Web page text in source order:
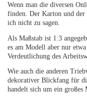
Wenn man die diversen
finden. Der Karton und der
ich nicht zu sagen.
Als Maßstab ist 1:3
es am Modell aber nur
Verdeutlichung des
Wie auch die anderen
dekorativer Blickfang für
handelt sich um ein